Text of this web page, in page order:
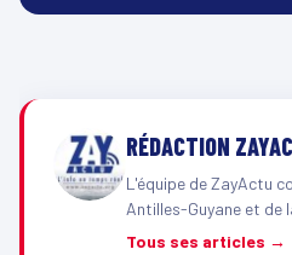
RÉDACTION
L'équipe de ZayActu
Antilles-Guyane et de
Tous ses articles →